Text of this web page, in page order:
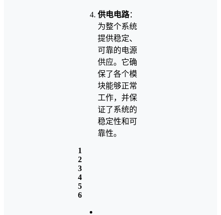
供电电路：
为整个系统
提供稳定、
可靠的电源
供应。它确
保了各个模
块能够正常
工作，并保
证了系统的
稳定性和可
靠性。
1
2
3
4
5
6